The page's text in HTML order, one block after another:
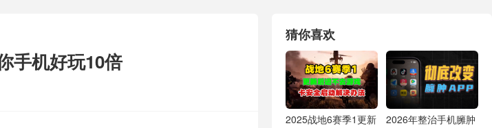
手机好玩10倍
猜你喜欢
2025战地6赛季1更新
2026年整治手机臃肿